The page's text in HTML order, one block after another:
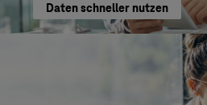
Daten schneller nutzen